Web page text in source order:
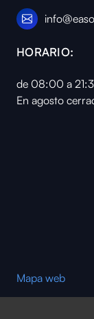
HORARIO:
de 08:00 a
En agosto
Mapa web